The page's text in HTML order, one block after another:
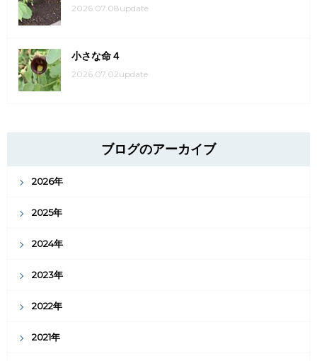
2026.07.08update
小さな命４
2026.07.02update
ブログのアーカイブ
2026年
2025年
2024年
2023年
2022年
2021年